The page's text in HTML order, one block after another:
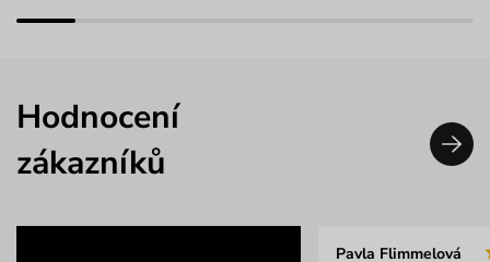
Hodnocení
zákazníků
Pavla Flimmelová